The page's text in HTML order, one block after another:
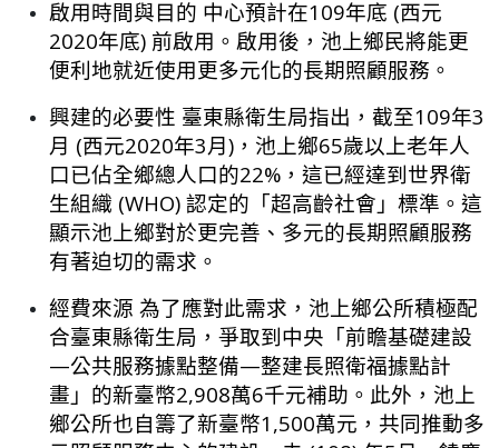
啟用時間與目的 中心預計在109年底 (西元
2020年底) 前啟用。啟用後，池上鄉民將能更
便利地就近使用更多元化的長期照顧服務。
興建的必要性 臺東縣衛生局指出，截至109年3
月 (西元2020年3月)，池上鄉65歲以上老年人
口已佔全鄉總人口的22%，這已經達到世界衛
生組織 (WHO) 認定的「超高齡社會」標準。這
顯示池上鄉對於更完善、多元的長期照顧服務
有著迫切的需求。
經費來源 為了應對此需求，池上鄉公所積極配
合臺東縣衛生局，爭取到中央「前瞻基礎建設
—公共服務據點整備—整建長照衛福據點計
畫」的新臺幣2,908萬6千元補助。此外，池上
鄉公所也自籌了新臺幣1,500萬元，共同推動多